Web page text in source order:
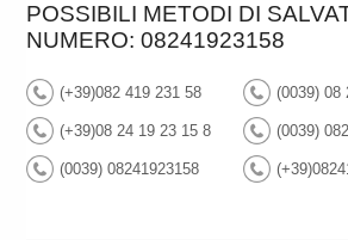
POSSIBILI METODI DI
NUMERO: 08241923158
(+39)082 419 231 58 (0039) 08
(+39)08 24 19 23 15 8 (0039)
(0039) 08241923158